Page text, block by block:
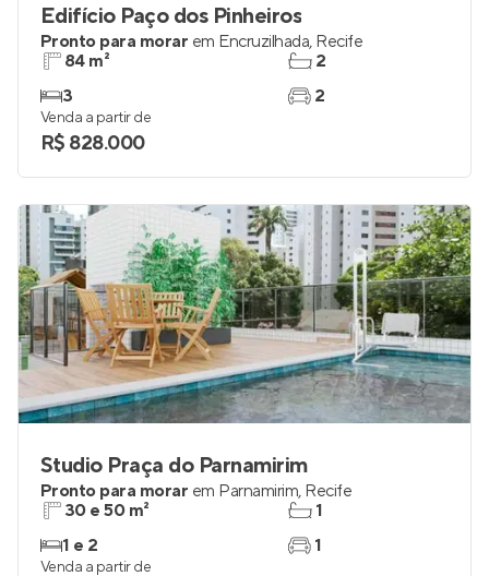
Edifício Paço dos Pinheiros
Pronto para morar em Encruzilhada, Recife
84 m²
3
2
2
Venda a partir de
R$ 828.000
Studio Praça do Parnamirim
Pronto para morar em Parnamirim, Recife
30 e 50 m²
1 e 2
1
1
Venda a partir de